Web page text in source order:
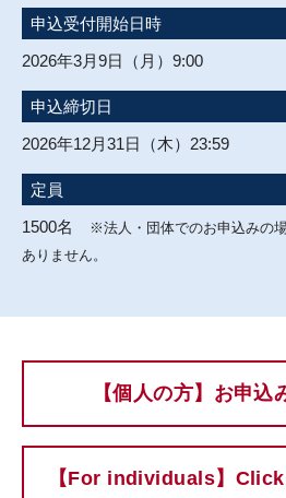
申込受付開始日時
2026年3月9日（月）9:00
申込締切日
2026年12月31日（木）23:59
定員
1500名
※法人・団体でのお申込みの
ありません。
【個人の方】お申込
【For individuals】